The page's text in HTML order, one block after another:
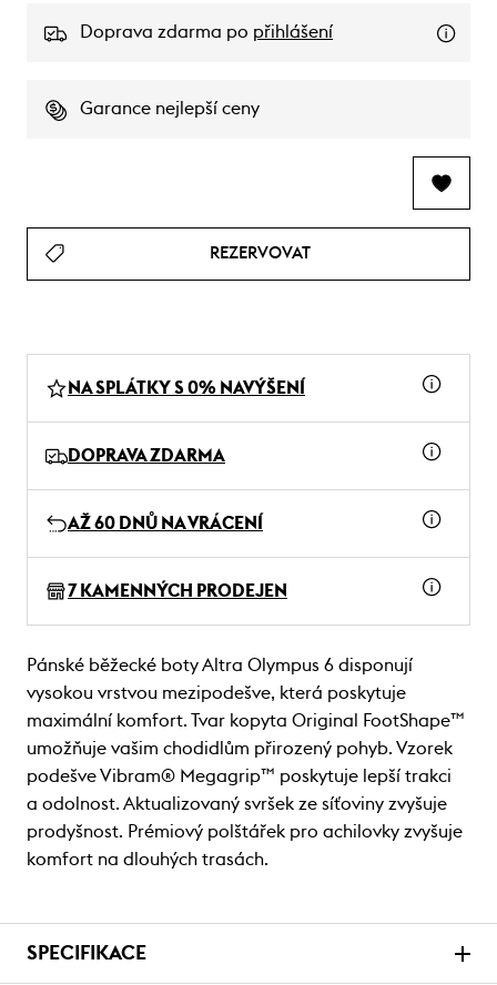
Doprava zdarma po přihlášení
Garance nejlepší ceny
REZERVOVAT
NA SPLÁTKY S 0% NAVÝŠENÍ
DOPRAVA ZDARMA
AŽ 60 DNŮ NA VRÁCENÍ
7 KAMENNÝCH PRODEJEN
Pánské běžecké boty Altra Olympus 6 disponují
vysokou vrstvou mezipodešve, která poskytuje
maximální komfort. Tvar kopyta Original FootShape™
umožňuje vašim chodidlům přirozený pohyb. Vzorek
podešve Vibram® Megagrip™ poskytuje lepší trakci
a odolnost. Aktualizovaný svršek ze síťoviny zvyšuje
prodyšnost. Prémiový polštářek pro achilovky zvyšuje
komfort na dlouhých trasách.
SPECIFIKACE